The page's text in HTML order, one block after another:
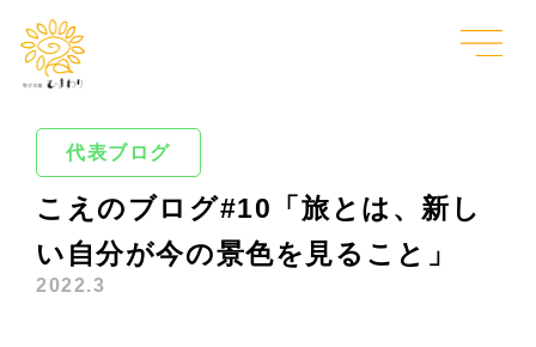
代表ブログ
こえのブログ#10「旅とは、新し
い自分が今の景色を見ること」
2022.3